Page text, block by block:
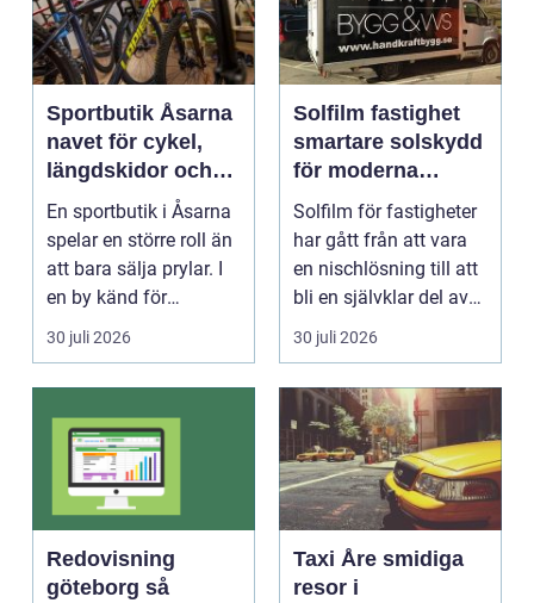
Sportbutik Åsarna
navet för cykel,
längdskidor och
löpning i södra
jämtland
En sportbutik i Åsarna
spelar en större roll än
att bara sälja prylar. I
en by känd för
längdskidåkn...
30 juli 2026
Solfilm fastighet
smartare solskydd
för moderna
byggnader
Solfilm för fastigheter
har gått från att vara
en nischlösning till att
bli en självklar del av
mode...
30 juli 2026
Redovisning
göteborg så
Taxi Åre smidiga
resor i